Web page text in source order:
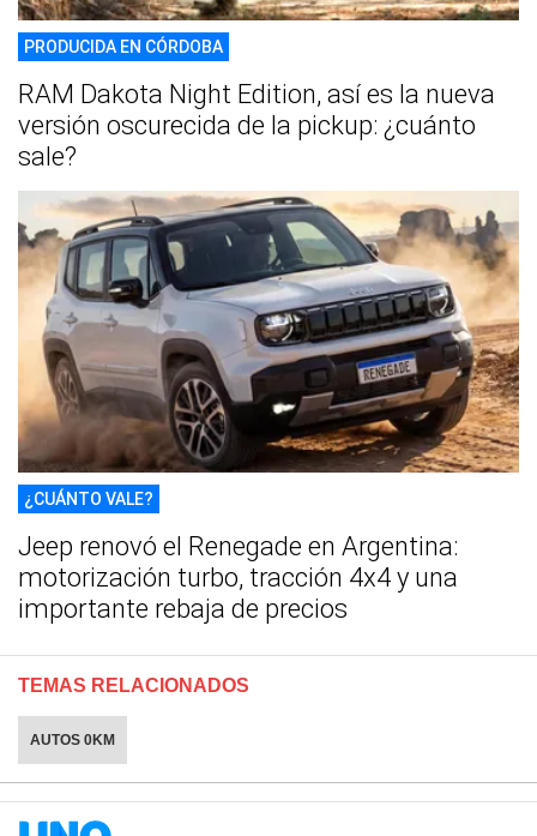
PRODUCIDA EN CÓRDOBA
RAM Dakota Night Edition, así es la nueva
versión oscurecida de la pickup: ¿cuánto
sale?
¿CUÁNTO VALE?
Jeep renovó el Renegade en Argentina:
motorización turbo, tracción 4x4 y una
importante rebaja de precios
TEMAS RELACIONADOS
AUTOS 0KM